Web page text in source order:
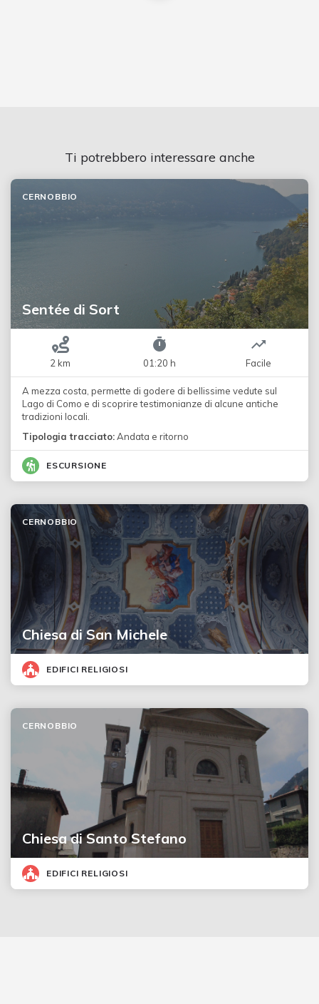
Ti potrebbero interessare anche
Sentée di Sort
CERNOBBIO
2 km 01:20 h Facile
A mezza costa, permette di godere di bellissime vedute sul
Lago di Como e di scoprire testimonianze di alcune antiche
tradizioni locali.
Tipologia tracciato:Andata e ritorno
ESCURSIONE
Chiesa di San Michele
CERNOBBIO
EDIFICI RELIGIOSI
Chiesa di Santo Stefano
CERNOBBIO
EDIFICI RELIGIOSI